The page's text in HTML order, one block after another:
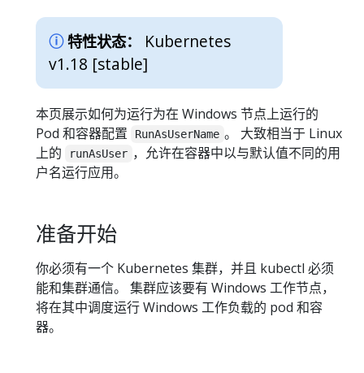
特性状态：
Kubernetes
v1.18 [stable]
本页展示如何为运行为在 Windows 节点上运行的
Pod 和容器配置
RunAsUserName 。 大致相当于 Linux
上的
runAsUser ，允许在容器中以与默认值不同的用
户名运行应用。
准备开始
你必须有一个 Kubernetes 集群，并且 kubectl 必须
能和集群通信。 集群应该要有 Windows 工作节点，
将在其中调度运行 Windows 工作负载的 pod 和容
器。